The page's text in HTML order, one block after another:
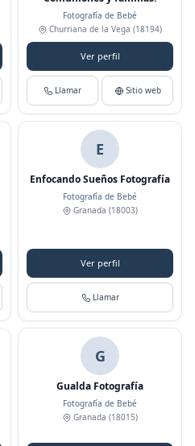
Fotografía de Bebé
Churriana de la Vega (18194)
Ver perfil
Llamar Sitio web
E
Enfocando Sueños Fotografía
Fotografía de Bebé
Granada (18003)
Ver perfil
Llamar
G
Gualda Fotografía
Fotografía de Bebé
Granada (18015)